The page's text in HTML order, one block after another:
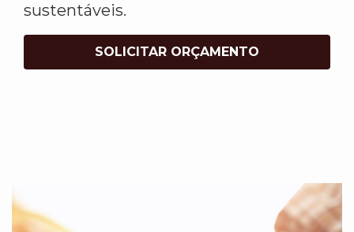
sustentáveis.
SOLICITAR ORÇAMENTO